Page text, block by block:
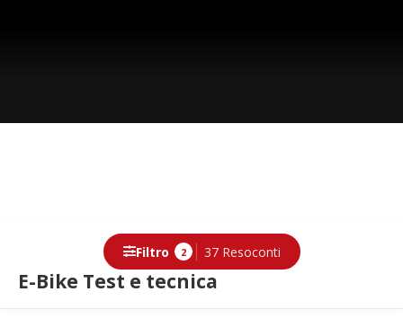
E-Bike Test e tecnica
Filtro 2 37 Resoconti